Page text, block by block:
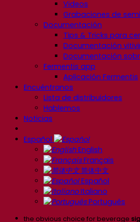
Videos
Grabaciones de
Documentación
Tips & Tricks para
Documentación
Documentación
Fermentis app
Aplicación Fermentis
Encuéntranos
Lista de distribuidores
Hablemos
Noticias
Español
English
Français
简体中文
Español
Italiano
Português
the obvious choice for beverage